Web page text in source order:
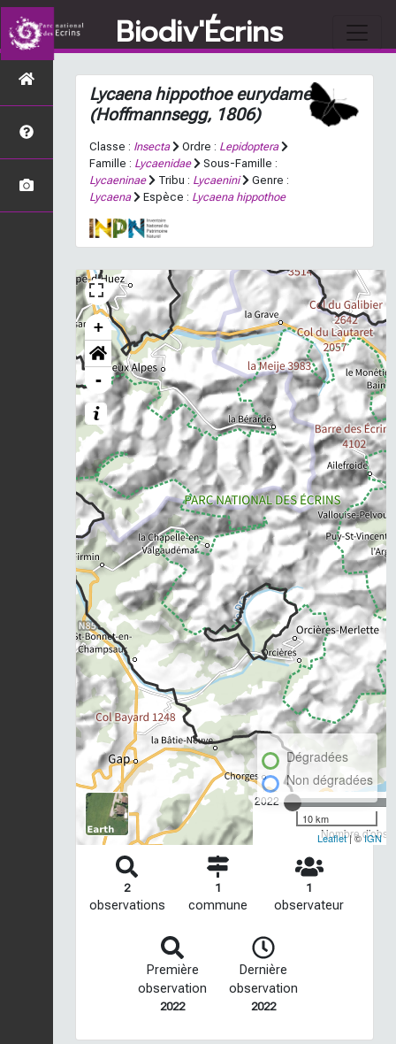
Biodiv'Écrins
Lycaena hippothoe eurydame
(Hoffmannsegg, 1806)
Classe : Insecta Ordre : Lepidoptera
Famille : Lycaenidae
Sous-Famille :
Lycaeninae
Tribu : Lycaenini
Genre :
Lycaena
Espèce : Lycaena hippothoe
+
-
2022
Nombre
Dégradées
Non dégradées
10 km
Leaflet| ©IGN
2
observations
1
commune
1
observateur
Première
observation
2022
Dernière
observation
2022